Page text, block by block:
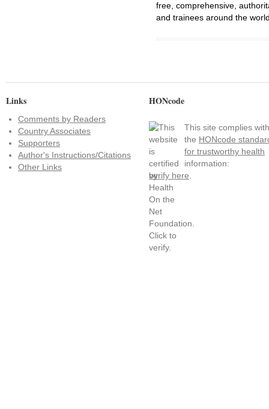
free, comprehensive,
and trainees around the
Links
Comments by Readers
Country Associates
Supporters
Author's Instructions/Citations
Other Links
HONcode
This site complies with
the HONcode
for trustworthy health
information:
verify here